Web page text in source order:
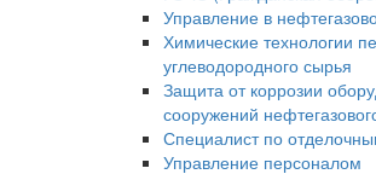
Управление в
Химические технологии
углеводородного сырья
Защита от коррозии
сооружений
Специалист по
Управление персоналом